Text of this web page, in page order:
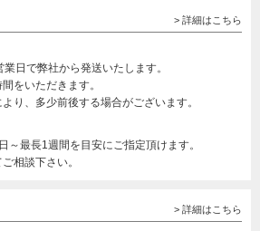
> 詳細はこちら
日で弊社から発送いたします。
をいただきます。
り、多少前後する場合がございます。
～最長1週間を目安にご指定頂けます。
相談下さい。
> 詳細はこちら